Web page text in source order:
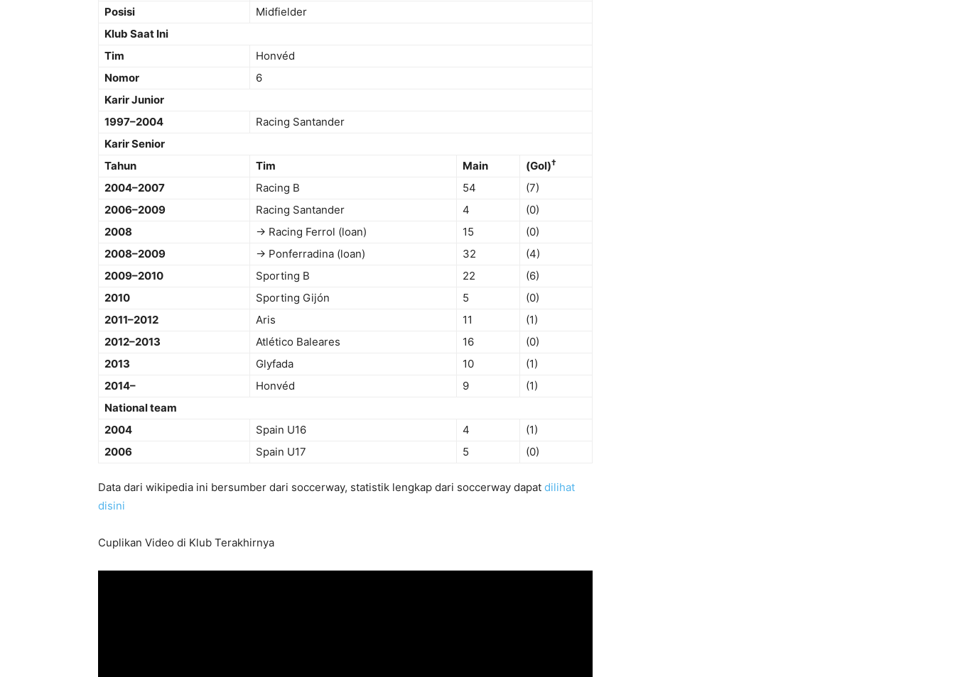
Posisi
Midfielder
Klub Saat Ini
Tim
Honvéd
Nomor
6
Karir Junior
1997–2004
Racing Santander
Karir Senior
Tahun
Tim Main (Gol)†
2004–2007 Racing B 54
(7)
2006–2009
Racing Santander 4
(0)
2008
→ Racing Ferrol (loan) 15
(0)
2008–2009
→ Ponferradina (loan) 32
(4)
2009–2010
Sporting B 22
(6)
2010
Sporting Gijón 5
(0)
2011–2012
Aris 11
(1)
2012–2013
Atlético Baleares 16
(0)
2013
Glyfada 10
(1)
2014–
Honvéd 9
(1)
National team
2004
Spain U16 4
(1)
2006
Spain U17 5 (0)
Data dari wikipedia ini bersumber dari soccerway, statistik lengkap dari soccerway dapat dilihat
disini
Cuplikan Video di Klub Terakhirnya